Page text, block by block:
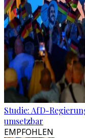
Studie: AfD-
umsetzbar
EMPFOHLEN